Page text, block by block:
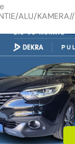
ALU/KAMERA//